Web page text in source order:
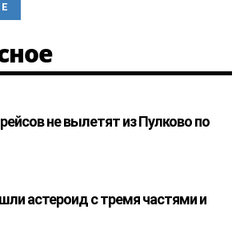
не вылетят из Пулково по
астероид с тремя частями и